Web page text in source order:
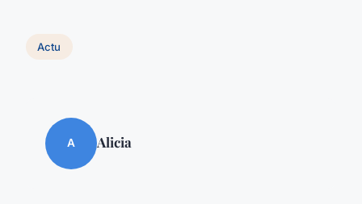
Actu
A Alicia